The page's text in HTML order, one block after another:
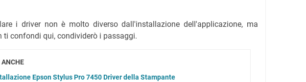
i driver non è molto diverso dall'installazione dell'applicazione, ma
ti confondi qui, condividerò i passaggi.
ANCHE
Epson Stylus Pro 7450 Driver della Stampante